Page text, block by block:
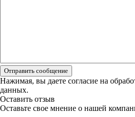
Отправить сообщение
Нажимая, вы даете согласие на
данных.
Оставить отзыв
Оставьте свое мнение о нашей